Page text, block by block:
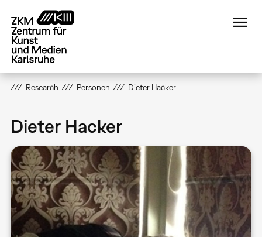
zum
Inhalt
Research Personen Dieter Hacker
Dieter Hacker